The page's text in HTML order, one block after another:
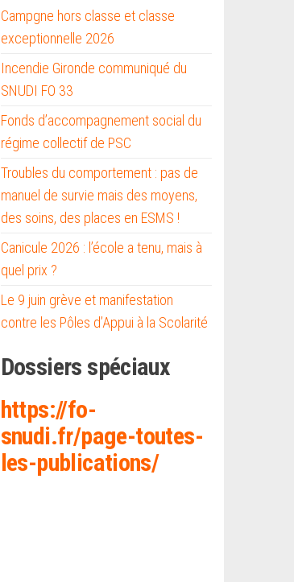
Campgne hors classe et classe
exceptionnelle 2026
Incendie Gironde communiqué du
SNUDI FO 33
Fonds d’accompagnement social du
régime collectif de PSC
Troubles du comportement : pas de
manuel de survie mais des moyens,
des soins, des places en ESMS !
Canicule 2026 : l’école a tenu, mais à
quel prix ?
Le 9 juin grève et manifestation
contre les Pôles d’Appui à la Scolarité
Dossiers spéciaux
https://fo-
snudi.fr/page-toutes-
les-publications/